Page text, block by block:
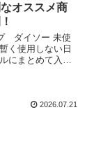
オススメ商
ダイソー 未使
く使用しない日
にまとめて入れ
、きちんと閉じ
2026.07.21